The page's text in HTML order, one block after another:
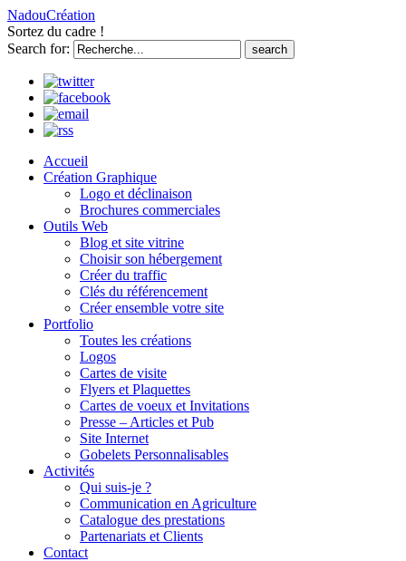
NadouCréation
Sortez du cadre !
Search for:
Accueil
Création Graphique
Logo et déclinaison
Brochures commerciales
Outils Web
Blog et site vitrine
Choisir son hébergement
Créer du traffic
Clés du référencement
Créer ensemble votre site
Portfolio
Toutes les créations
Logos
Cartes de visite
Flyers et Plaquettes
Cartes de voeux et Invitations
Presse – Articles et Pub
Site Internet
Gobelets Personnalisables
Activités
Qui suis-je ?
Communication en Agriculture
Catalogue des prestations
Partenariats et Clients
Contact